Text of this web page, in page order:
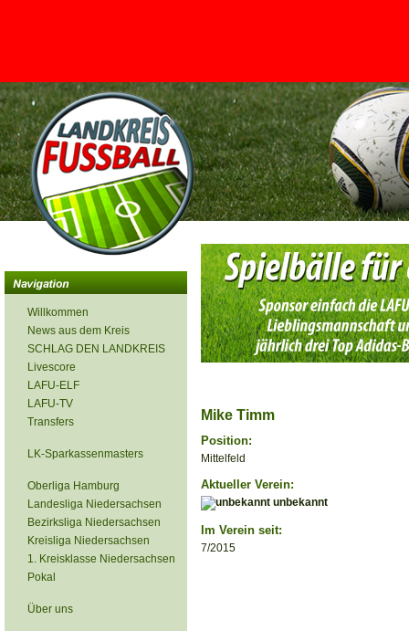
<
Willkommen
News aus dem Kreis
SCHLAG DEN LANDKREIS
Livescore
LAFU-ELF
LAFU-TV
Transfers
LK-Sparkassenmasters
Oberliga Hamburg
Landesliga Niedersachsen
Bezirksliga Niedersachsen
Kreisliga Niedersachsen
1. Kreisklasse Niedersachsen
Pokal
Über uns
Mike Timm
Position:
Mittelfeld
Aktueller Verein:
unbekannt
Im Verein seit:
7/2015